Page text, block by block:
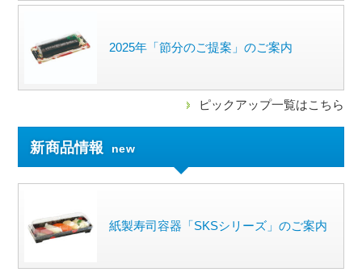
2025年「節分のご提案」のご案内
ピックアップ一覧はこちら
新商品情報 new
紙製寿司容器「SKSシリーズ」のご案内